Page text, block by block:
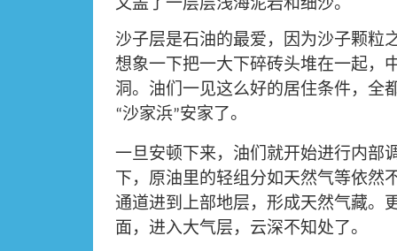
沙子层是石油的最爱，因为沙子颗粒
想象一下把一大下碎砖头堆在一起，
洞。油们一见这么好的居住条件，全
“沙家浜”安家了。
一旦安顿下来，油们就开始进行内部
下，原油里的轻组分如天然气等依然
通道进到上部地层，形成天然气藏。
面，进入大气层，云深不知处了。